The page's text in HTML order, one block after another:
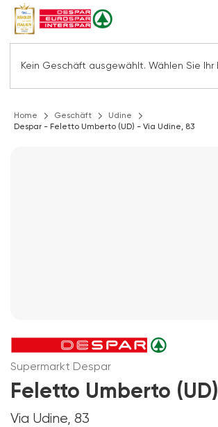
Home Geschäft
Udine
Despar - Feletto Umberto (UD) - Via Udine, 83
Supermarkt Despar
Feletto Umberto (UD)
Via Udine, 83